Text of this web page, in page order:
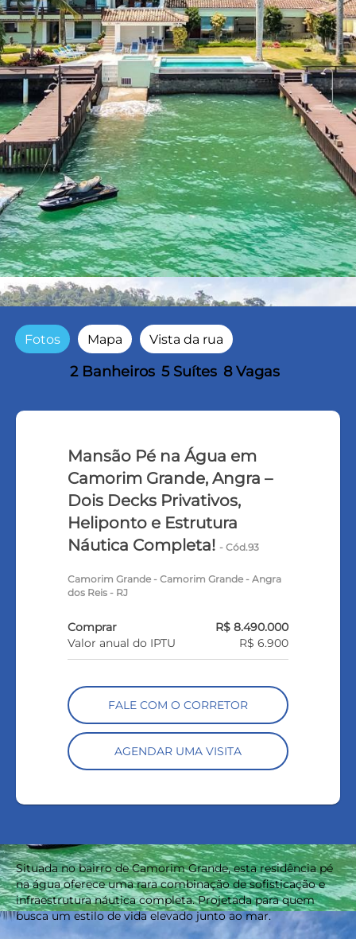
Fotos Mapa Vista da rua
2 Banheiros 5 Suítes 8 Vagas
Mansão Pé na Água em
Camorim Grande, Angra –
Dois Decks Privativos,
Heliponto e Estrutura
Náutica Completa! - Cód.93
Camorim Grande - Camorim Grande - Angra
dos Reis - RJ
Comprar
R$ 8.490.000
Valor anual do IPTU
R$ 6.900
FALE COM O CORRETOR
AGENDAR UMA VISITA
Situada no bairro de Camorim Grande, esta residência pé
na água oferece uma rara combinação de sofisticação e
infraestrutura náutica completa. Projetada para quem
busca um estilo de vida elevado junto ao mar.